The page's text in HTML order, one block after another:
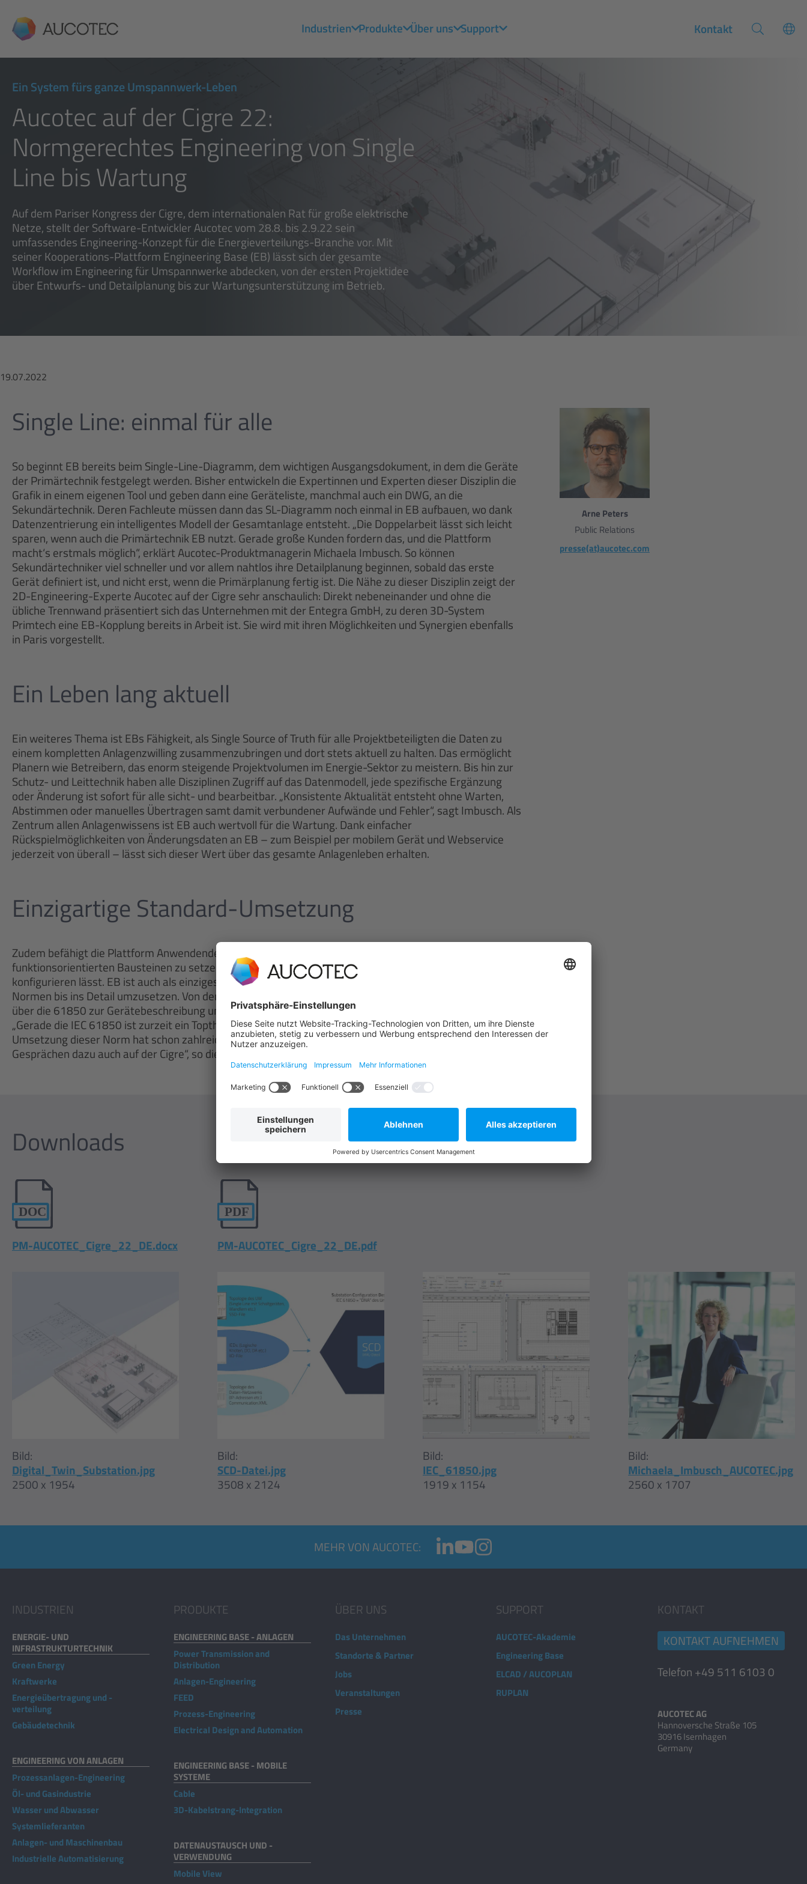
AUCOTEC Industrien Produkte Über uns Support Kontakt
Ein System fürs ganze Umspannwerk-Leben
Aucotec auf der Cigre 22:
Normgerechtes Engineering von Single
Line bis Wartung
Auf dem Pariser Kongress der Cigre, dem internationalen Rat für große elektrische
Netze, stellt der Software-Entwickler Aucotec vom 28.8. bis 2.9.22 sein
umfassendes Engineering-Konzept für die Energieverteilungs-Branche vor. Mit
seiner Kooperations-Plattform Engineering Base (EB) lässt sich der gesamte
Workflow im Engineering für Umspannwerke abdecken, von der ersten Projektidee
über Entwurfs- und Detailplanung bis zur Wartungsunterstützung im Betrieb.
19.07.2022
Single Line: einmal für alle
So beginnt EB bereits beim Single-Line-Diagramm, dem wichtigen Ausgangsdokument, in dem die Geräte
der Primärtechnik festgelegt werden. Bisher entwickeln die Expertinnen und Experten dieser Disziplin die
Grafik in einem eigenen Tool und geben dann eine Geräteliste, manchmal auch ein DWG, an die
Sekundärtechnik. Deren Fachleute müssen dann das SL-Diagramm noch einmal in EB aufbauen, wo dank
Datenzentrierung ein intelligentes Modell der Gesamtanlage entsteht. „Die Doppelarbeit lässt sich leicht
sparen, wenn auch die Primärtechnik EB nutzt. Gerade große Kunden fordern das, und die Plattform
macht‘s erstmals möglich“, erklärt Aucotec-Produktmanagerin Michaela Imbusch. So können
Sekundärtechniker viel schneller und vor allem nahtlos ihre Detailplanung beginnen, sobald das erste
Gerät definiert ist, und nicht erst, wenn die Primärplanung fertig ist. Die Nähe zu dieser Disziplin zeigt der
2D-Engineering-Experte Aucotec auf der Cigre sehr anschaulich: Direkt nebeneinander und ohne die
übliche Trennwand präsentiert sich das Unternehmen mit der Entegra GmbH, zu deren 3D-System
Primtech eine EB-Kopplung bereits in Arbeit ist. Sie wird mit ihren Möglichkeiten und Synergien ebenfalls
in Paris vorgestellt.
Arne Peters
Public Relations
presse(at)aucotec.com
Ein Leben lang aktuell
Ein weiteres Thema ist EBs Fähigkeit, als Single Source of Truth für alle Projektbeteiligten die Daten zu
einem kompletten Anlagenzwilling zusammenzubringen und dort stets aktuell zu halten. Das ermöglicht
Planern wie Betreibern, das enorm steigende Projektvolumen im Energie-Sektor zu meistern. Bis hin zur
Schutz- und Leittechnik haben alle Disziplinen Zugriff auf das Datenmodell, jede spezifische Ergänzung
oder Änderung ist sofort für alle sicht- und bearbeitbar. „Konsistente Aktualität entsteht ohne Warten,
Abstimmen oder manuelles Übertragen samt damit verbundener Aufwände und Fehler“, sagt Imbusch. Als
Zentrum allen Anlagenwissens ist EB auch wertvoll für die Wartung. Dank einfacher
Rückspielmöglichkeiten von Änderungsdaten an EB – zum Beispiel per mobilem Gerät und Webservice
jederzeit von überall – lässt sich dieser Wert über das gesamte Anlagenleben erhalten.
Einzigartige Standard-Umsetzung
Zudem befähigt die Plattform Anwendende nicht nur, unternehmenseigene Standards mit
funktionsorientierten Bausteinen zu setzen, auf deren Basis sich die Anlage quasi auf Knopfdruck
konfigurieren lässt. EB ist auch als einziges System in der Lage, sämtliche international geforderten
Normen bis ins Detail umzusetzen. Von den IEC 81346 und 81355 zur Anlagen- und Dokumentenstruktur
über die 61850 zur Gerätebeschreibung und -kommunikation in Substations bis zur künftigen RDS PS.
„Gerade die IEC 61850 ist zurzeit ein Topthema, das den Energieverteilern auf den Nägeln brennt. EBs
Umsetzung dieser Norm hat schon zahlreiche Interessenten überzeugt. Wir rechnen mit sehr vielen
Gesprächen dazu auch auf der Cigre“, so die Produktmanagerin.
Downloads
PM-AUCOTEC_Cigre_22_DE.docx PM-AUCOTEC_Cigre_22_DE.pdf
Bild:
Digital_Twin_Substation.jpg
2500 x 1954
Bild:
SCD-Datei.jpg
3508 x 2124
Bild:
IEC_61850.jpg
1919 x 1154
Bild:
Michaela_Imbusch_AUCOTEC.jpg
2560 x 1707
MEHR VON AUCOTEC:
INDUSTRIEN
ENERGIE- UND
INFRASTRUKTURTECHNIK
Green Energy
Kraftwerke
Energieübertragung und -
verteilung
Gebäudetechnik
ENGINEERING VON ANLAGEN
Prozessanlagen-Engineering
Öl- und Gasindustrie
Wasser und Abwasser
Systemlieferanten
Anlagen- und Maschinenbau
Industrielle Automatisierung
PRODUKTE
ENGINEERING BASE - ANLAGEN
Power Transmission and
Distribution
Anlagen-Engineering
FEED
Prozess-Engineering
Electrical Design and Automation
ENGINEERING BASE - MOBILE
SYSTEME
Cable
3D-Kabelstrang-Integration
DATENAUSTAUSCH UND -
VERWENDUNG
Mobile View
ÜBER UNS
Das Unternehmen
Standorte & Partner
Jobs
Veranstaltungen
Presse
SUPPORT
AUCOTEC-Akademie
Engineering Base
ELCAD / AUCOPLAN
RUPLAN
KONTAKT
KONTAKT AUFNEHMEN
Telefon +49 511 6103 0
AUCOTEC AG
Hannoversche Straße 105
30916 Isernhagen
Germany